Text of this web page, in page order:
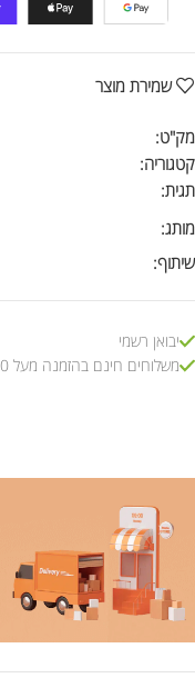
שמירת מוצר
מק"ט:
קטגוריה:
תגית:
מותג:
שיתוף:
יבואן רשמי
משלוחים חינם בהזמנה מעל 350 ₪